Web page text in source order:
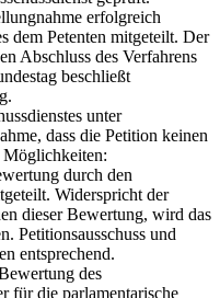
erfolgreich
dem Petenten mitgeteilt. Der
Abschluss des Verfahrens
beschließt
unter
dass die Petition keinen
durch den
Widerspricht der
dieser Bewertung, wird das
Petitionsausschuss und
entsprechend.
des
für die parlamentarische